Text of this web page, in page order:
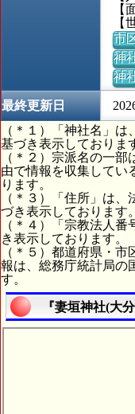
【
【
市
神
神
最終更新日
（＊１）「神社名」
基づき表示しておりま
（＊２）宗派名の一
由で情報を収集してい
ります。
（＊３）「住所」は
づき表示しております。
（＊４）「宗教法人
き表示しております。
（＊５）都道府県・
報は、総務庁統計局の
す。
『妻垣神社(大